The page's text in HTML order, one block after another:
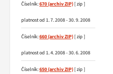
Číselník:670 [ zip ]
platnost od 1. 7. 2008 - 30. 9. 2008
Číselník:660 [ zip ]
platnost od 1. 4. 2008 - 30. 6. 2008
Číselník:650 [ zip ]